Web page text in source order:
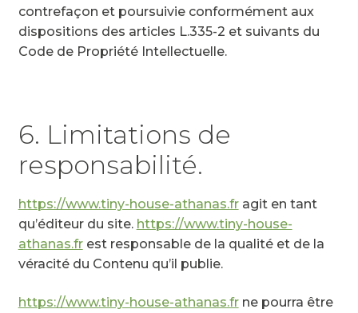
contrefaçon et poursuivie conformément aux
dispositions des articles L.335-2 et suivants du
Code de Propriété Intellectuelle.
6. Limitations de
responsabilité.
https://www.tiny-house-athanas.fragit en tant
qu’éditeur du site. https://www.tiny-house-
athanas.frest responsable de la qualité et de la
véracité du Contenu qu’il publie.
https://www.tiny-house-athanas.frne pourra être